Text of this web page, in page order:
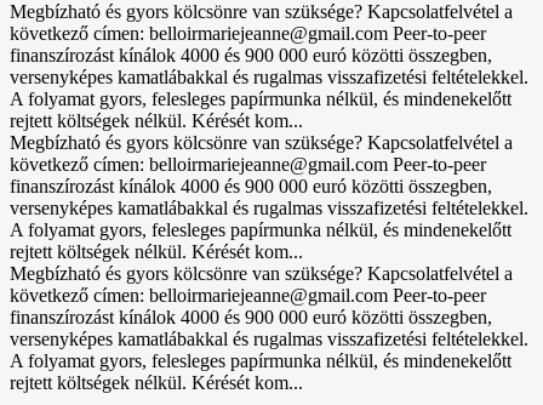
Megbízható és gyors kölcsönre van szüksége? Kapcsolatfelvétel a
következő címen: belloirmariejeanne@gmail.com Peer-to-peer
finanszírozást kínálok 4000 és 900 000 euró közötti összegben,
versenyképes kamatlábakkal és rugalmas visszafizetési feltételekkel.
A folyamat gyors, felesleges papírmunka nélkül, és mindenekelőtt
rejtett költségek nélkül. Kérését kom...
Megbízható és gyors kölcsönre van szüksége? Kapcsolatfelvétel a
következő címen: belloirmariejeanne@gmail.com Peer-to-peer
finanszírozást kínálok 4000 és 900 000 euró közötti összegben,
versenyképes kamatlábakkal és rugalmas visszafizetési feltételekkel.
A folyamat gyors, felesleges papírmunka nélkül, és mindenekelőtt
rejtett költségek nélkül. Kérését kom...
Megbízható és gyors kölcsönre van szüksége? Kapcsolatfelvétel a
következő címen: belloirmariejeanne@gmail.com Peer-to-peer
finanszírozást kínálok 4000 és 900 000 euró közötti összegben,
versenyképes kamatlábakkal és rugalmas visszafizetési feltételekkel.
A folyamat gyors, felesleges papírmunka nélkül, és mindenekelőtt
rejtett költségek nélkül. Kérését kom...